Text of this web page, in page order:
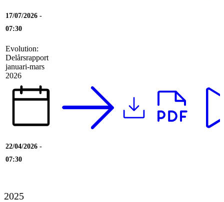
17/07/2026 -
07:30
Evolution:
Delårsrapport
januari-mars
2026
22/04/2026 -
07:30
2025